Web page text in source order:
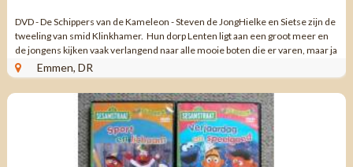
DVD - De Schippers van de Kameleon - Steven de JongHielke en Sietse zijn de
tweeling van smid Klinkhamer. Hun dorp Lenten ligt aan een groot meer en
de jongens kijken vaak verlangend naar alle mooie boten die er varen, maar ja
een ...Emmen, DR